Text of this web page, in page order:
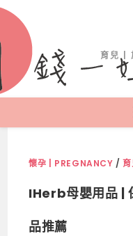
育兒 |
懷孕 | PREGNANCY /
IHerb母嬰用品 |
品推薦